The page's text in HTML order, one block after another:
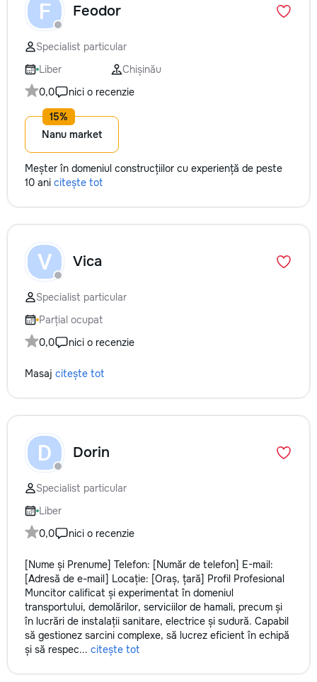
F Feodor
Specialist particular
Liber
Chișinău
0,0
nici o recenzie
Nanu market
Meșter în domeniul construcțiilor cu experiență de peste
10 ani citește tot
V Vica
Specialist particular
Parțial ocupat
0,0
nici o recenzie
Masaj citește tot
D Dorin
Specialist particular
Liber
0,0
nici o recenzie
[Nume și Prenume] Telefon: [Număr de telefon] E-mail:
[Adresă de e-mail] Locație: [Oraș, țară] Profil Profesional
Muncitor calificat și experimentat în domeniul
transportului, demolărilor, serviciilor de hamali, precum și
în lucrări de instalații sanitare, electrice și sudură. Capabil
să gestionez sarcini complexe, să lucrez eficient în echipă
și să respec... citește tot